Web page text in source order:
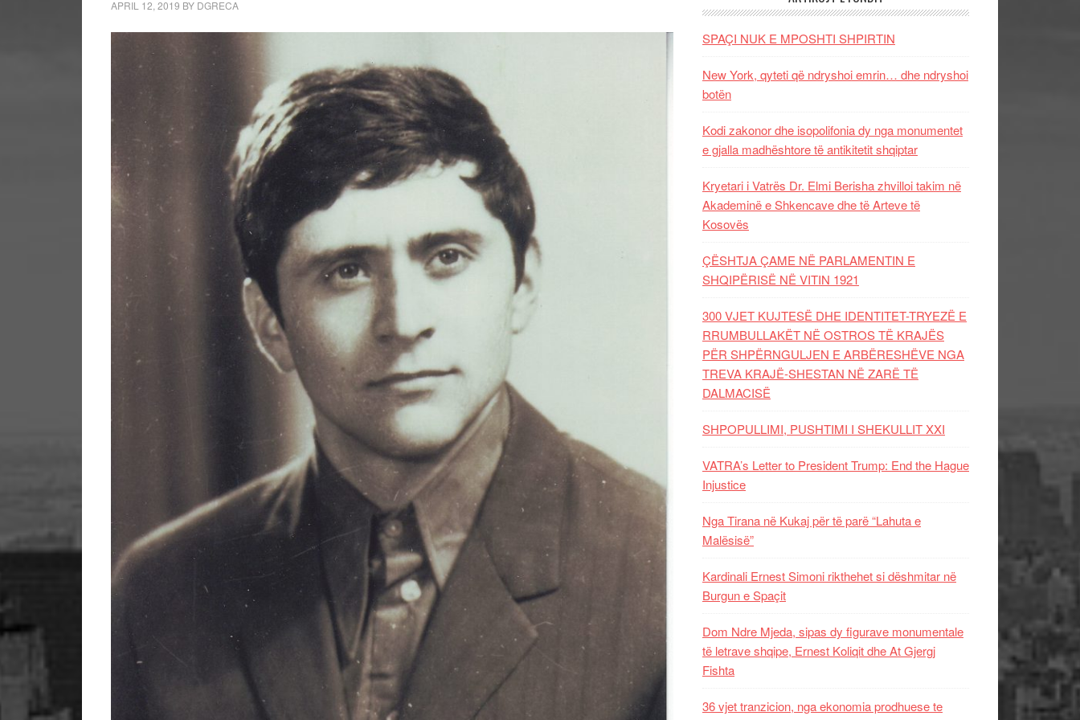
APRIL 12, 2019 BY DGRECA
SPAÇI NUK E MPOSHTI SHPIRTIN
New York, qyteti që ndryshoi emrin… dhe ndryshoi
botën
Kodi zakonor dhe isopolifonia dy nga monumentet
e gjalla madhështore të antikitetit shqiptar
Kryetari i Vatrës Dr. Elmi Berisha zhvilloi takim në
Akademinë e Shkencave dhe të Arteve të
Kosovës
ÇËSHTJA ÇAME NË PARLAMENTIN E
SHQIPËRISË NË VITIN 1921
300 VJET KUJTESË DHE IDENTITET-TRYEZË E
RRUMBULLAKËT NË OSTROS TË KRAJËS
PËR SHPËRNGULJEN E ARBËRESHËVE NGA
TREVA KRAJË-SHESTAN NË ZARË TË
DALMACISË
SHPOPULLIMI, PUSHTIMI I SHEKULLIT XXI
VATRA’s Letter to President Trump: End the Hague
Injustice
Nga Tirana në Kukaj për të parë “Lahuta e
Malësisë”
Kardinali Ernest Simoni rikthehet si dëshmitar në
Burgun e Spaçit
Dom Ndre Mjeda, sipas dy figurave monumentale
të letrave shqipe, Ernest Koliqit dhe At Gjergj
Fishta
36 vjet tranzicion, nga ekonomia prodhuese te